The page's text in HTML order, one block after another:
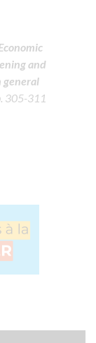
and
general
305-311